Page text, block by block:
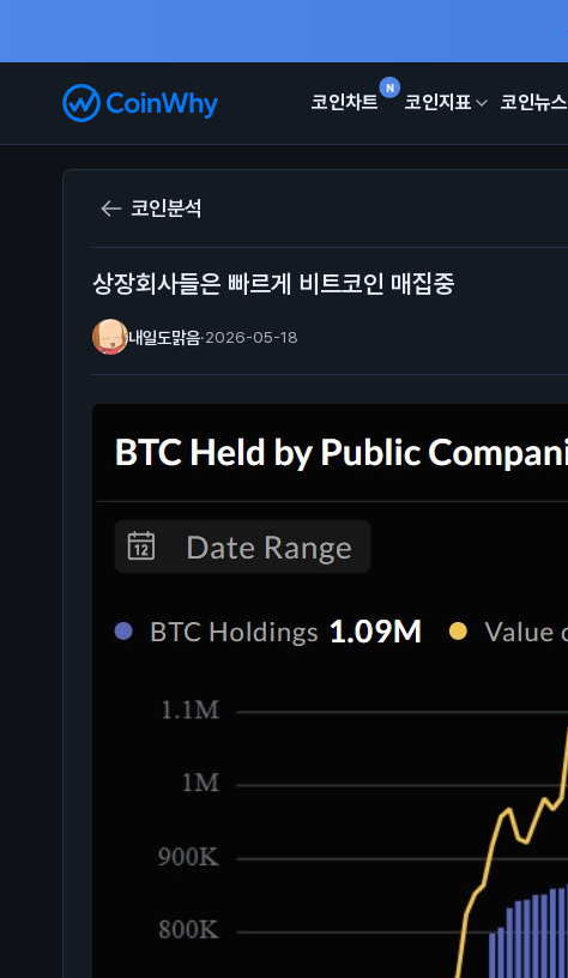
N
코인차트 코인지표 코인뉴스
코인분석
상장회사들은 빠르게 비트코인 매집중
내일도맑음·2026-05-18